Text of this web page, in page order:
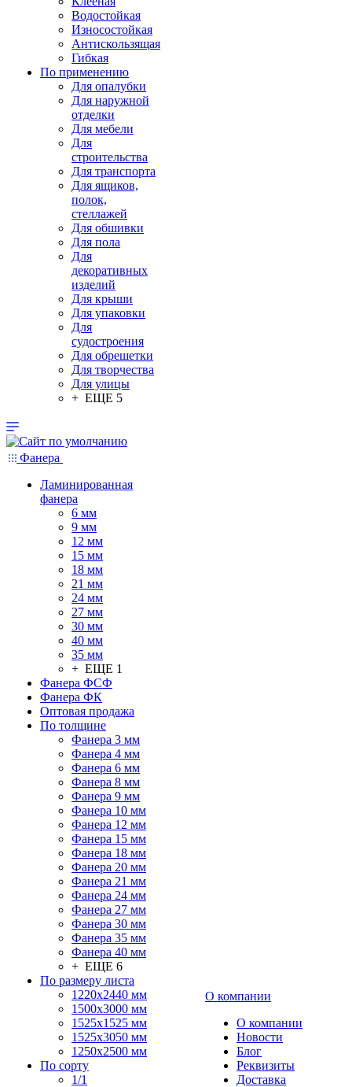
Водостойкая
Износостойкая
Антискользящая
Гибкая
По применению
Для опалубки
Для наружной
отделки
Для мебели
Для
строительства
Для транспорта
Для ящиков,
полок,
стеллажей
Для обшивки
Для пола
Для
декоративных
изделий
Для крыши
Для упаковки
Для
судостроения
Для обрешетки
Для творчества
Для улицы
+ ЕЩЕ 5
Фанера
Ламинированная
фанера
6 мм
9 мм
12 мм
15 мм
18 мм
21 мм
24 мм
27 мм
30 мм
40 мм
35 мм
+ ЕЩЕ 1
Фанера ФСФ
Фанера ФК
Оптовая продажа
По толщине
Фанера 3 мм
Фанера 4 мм
Фанера 6 мм
Фанера 8 мм
Фанера 9 мм
Фанера 10 мм
Фанера 12 мм
Фанера 15 мм
Фанера 18 мм
Фанера 20 мм
Фанера 21 мм
Фанера 24 мм
Фанера 27 мм
Фанера 30 мм
Фанера 35 мм
Фанера 40 мм
+ ЕЩЕ 6
По размеру листа
1220х2440 мм
1500х3000 мм
1525x1525 мм
1525х3050 мм
1250х2500 мм
По сорту
1/1
О компании
О компании
Новости
Блог
Реквизиты
Доставка